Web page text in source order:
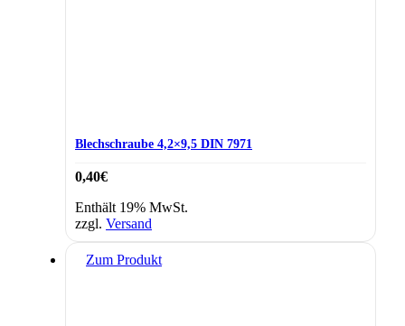
Blechschraube 4,2×9,5 DIN 7971
0,40€
Enthält 19% MwSt.
zzgl. Versand
Zum Produkt